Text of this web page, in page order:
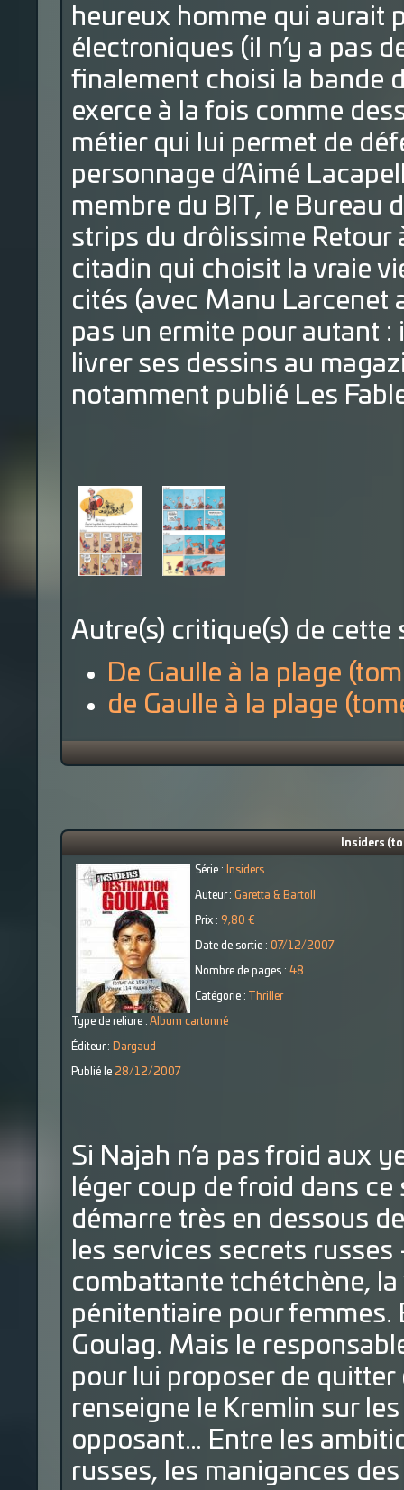
heureux homme qui aurait
électroniques (il n’y a pas
finalement choisi la bande
exerce à la fois comme
métier qui lui permet de
personnage d’Aimé
membre du BIT, le Bureau
strips du drôlissime Retour
citadin qui choisit la vraie
cités (avec Manu Larcenet
pas un ermite pour autant :
livrer ses dessins au
notamment publié Les
Autre(s) critique(s) de cette
De Gaulle à la plage
de Gaulle à la plage
Insiders
Série : Insiders
Auteur : Garetta & Bartoll
Prix : 9,80 €
Date de sortie : 07/12/2007
Nombre de pages : 48
Catégorie : Thriller
Type de reliure : Album cartonné
Éditeur : Dargaud
Publié le 28/12/2007
Si Najah n’a pas froid aux
léger coup de froid dans
démarre très en dessous
les services secrets
combattante tchétchène,
pénitentiaire pour femmes.
Goulag. Mais le
pour lui proposer de quitter
renseigne le Kremlin sur
opposant… Entre les
russes, les manigances